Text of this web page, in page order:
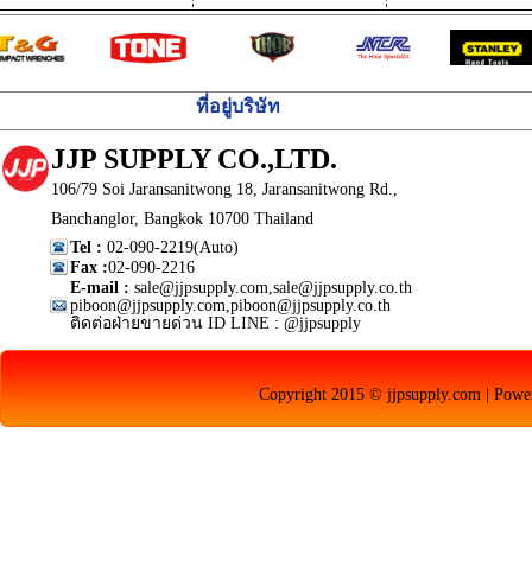
ที่อยู่บริษัท
JJP SUPPLY CO.,LTD.
106/79 Soi Jaransanitwong 18, Jaransanitwong Rd.,
Banchanglor, Bangkok 10700 Thailand
Tel : 02-090-2219(Auto)
Fax :02-090-2216
E-mail : sale@jjpsupply.com,sale@jjpsupply.co.th
piboon@jjpsupply.com,piboon@jjpsupply.co.th
ติดต่อฝ่ายขายด่วน ID LINE : @jjpsupply
Copyright 2015 © jjpsupply.com |